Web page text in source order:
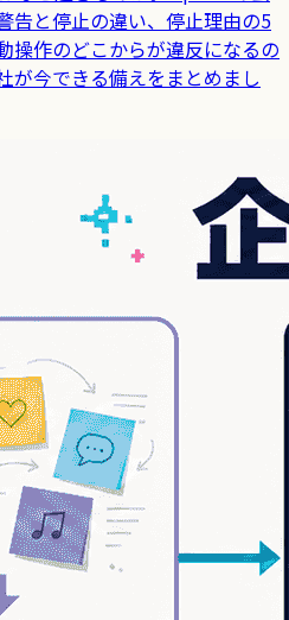
告と停止の違い、停止理由の5
操作のどこからが違反になるの
が今できる備えをまとめまし